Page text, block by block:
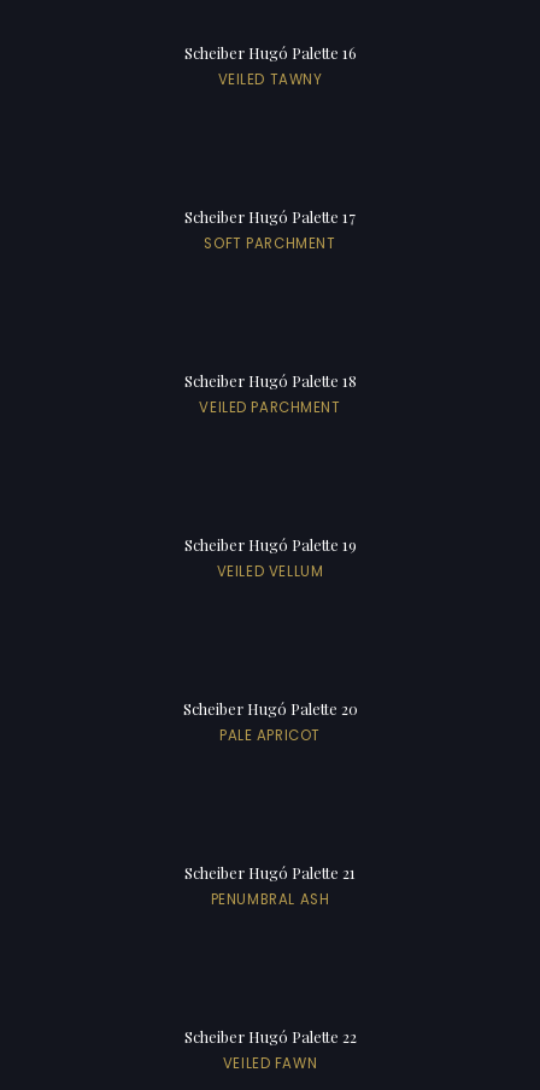
Scheiber Hugó Palette 16
VEILED TAWNY
Scheiber Hugó Palette 17
SOFT PARCHMENT
Scheiber Hugó Palette 18
VEILED PARCHMENT
Scheiber Hugó Palette 19
VEILED VELLUM
Scheiber Hugó Palette 20
PALE APRICOT
Scheiber Hugó Palette 21
PENUMBRAL ASH
Scheiber Hugó Palette 22
VEILED FAWN